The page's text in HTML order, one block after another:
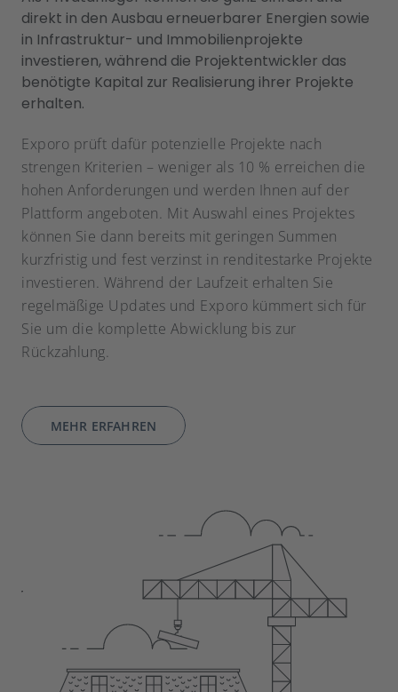
direkt in den Ausbau erneuerbarer Energien sowie
in Infrastruktur- und Immobilienprojekte
investieren, während die Projektentwickler das
benötigte Kapital zur Realisierung ihrer Projekte
erhalten.
Exporo prüft dafür potenzielle Projekte nach
strengen Kriterien – weniger als 10 % erreichen die
hohen Anforderungen und werden Ihnen auf der
Plattform angeboten. Mit Auswahl eines Projektes
können Sie dann bereits mit geringen Summen
kurzfristig und fest verzinst in renditestarke Projekte
investieren. Während der Laufzeit erhalten Sie
regelmäßige Updates und Exporo kümmert sich für
Sie um die komplette Abwicklung bis zur
Rückzahlung.
MEHR ERFAHREN